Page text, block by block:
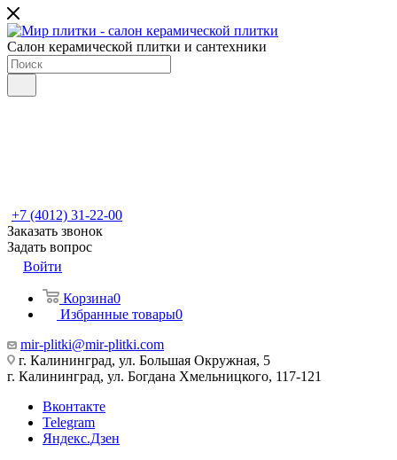
Салон керамической плитки и сантехники
+7 (4012) 31-22-00
Заказать звонок
Задать вопрос
Войти
Корзина0
Избранные товары0
mir-plitki@mir-plitki.com
г. Калининград, ул. Большая Окружная, 5
г. Калининград, ул. Богдана Хмельницкого, 117-121
Вконтакте
Telegram
Яндекс.Дзен